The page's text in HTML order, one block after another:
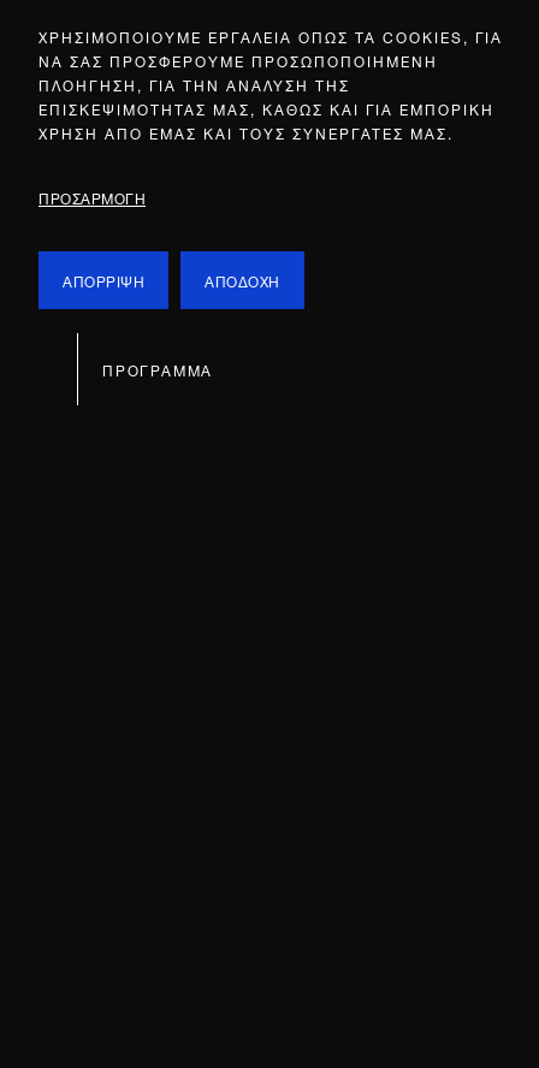
ΧΡΗΣΙΜΟΠΟΙΟΥΜΕ ΕΡΓΑΛΕΙΑ ΟΠΩΣ ΤΑ COOKIES, ΓΙΑ
ΝΑ ΣΑΣ ΠΡΟΣΦΕΡΟΥΜΕ ΠΡΟΣΩΠΟΠΟΙΗΜΕΝΗ
ΠΛΟΗΓΗΣΗ, ΓΙΑ ΤΗΝ ΑΝΑΛΥΣΗ ΤΗΣ
ΕΠΙΣΚΕΨΙΜΟΤΗΤΑΣ ΜΑΣ, ΚΑΘΩΣ ΚΑΙ ΓΙΑ ΕΜΠΟΡΙΚΗ
ΧΡΗΣΗ ΑΠΟ ΕΜΑΣ ΚΑΙ ΤΟΥΣ ΣΥΝΕΡΓΑΤΕΣ ΜΑΣ.
ΠΡΟΣΑΡΜΟΓΗ
ΑΠΟΡΡΙΨΗ ΑΠΟΔΟΧΗ
ΠΡΟΓΡΑΜΜΑ